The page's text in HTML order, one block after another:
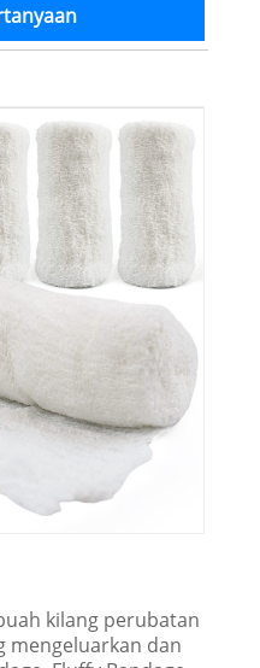
kilang perubatan
mengeluarkan dan